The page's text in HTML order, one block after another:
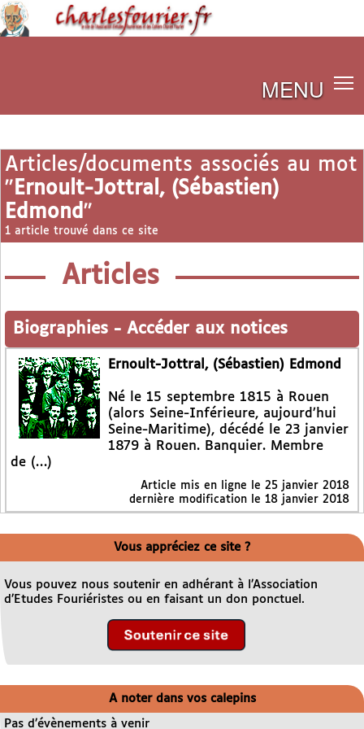
MENU
Articles/documents associés au mot
" Ernoult-Jottral, (Sébastien)
Edmond "
1 article trouvé dans ce site
Articles
Biographies - Accéder aux notices
Ernoult-Jottral, (Sébastien) Edmond
Né le 15 septembre 1815 à Rouen
(alors Seine-Inférieure, aujourd’hui
Seine-Maritime), décédé le 23 janvier
1879 à Rouen. Banquier. Membre
de (…)
Article mis en ligne le 25 janvier 2018
dernière modification le 18 janvier 2018
Vous appréciez ce site ?
Vous pouvez nous soutenir en adhérant à l’Association
d’Etudes Fouriéristes ou en faisant un don ponctuel.
A noter dans vos calepins
Pas d’évènements à venir